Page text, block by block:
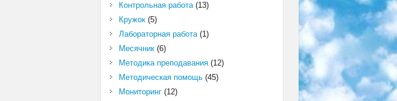
Контрольная работа(13)
Кружок(5)
Лабораторная работа(1)
Месячник(6)
Методика преподавания(12)
Методическая помощь(45)
Мониторинг(12)